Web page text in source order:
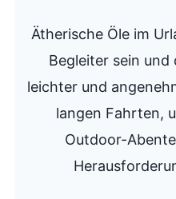
Ätherische Öle im
Begleiter sein und
leichter und
langen Fahrten,
Outdoor-